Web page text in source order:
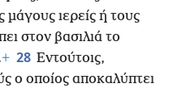
μάγους ιερείς ή τους
στον βασιλιά το
+ 28 Εντούτοις,
ο οποίος αποκαλύπτει